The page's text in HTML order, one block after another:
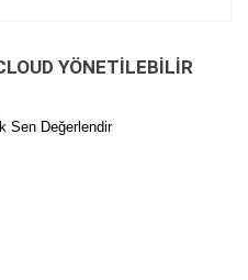
YÖNETİLEBİLİR
İlk Sen Değerlendir